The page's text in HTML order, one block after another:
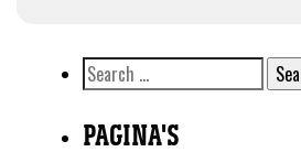
Search
for:
PAGINA'S